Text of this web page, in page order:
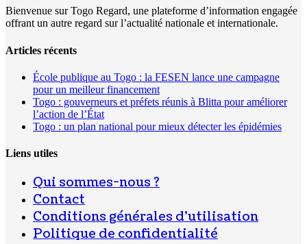
Bienvenue sur Togo Regard, une plateforme d’information engagée
offrant un autre regard sur l’actualité nationale et internationale.
Articles récents
École publique au Togo : la FESEN lance une campagne
pour un meilleur financement
Togo : gouverneurs et préfets réunis à Blitta pour améliorer
l’action de l’État
Togo : un plan national pour mieux détecter les épidémies
Liens utiles
Qui sommes-nous ?
Contact
Conditions générales d’utilisation
Politique de confidentialité